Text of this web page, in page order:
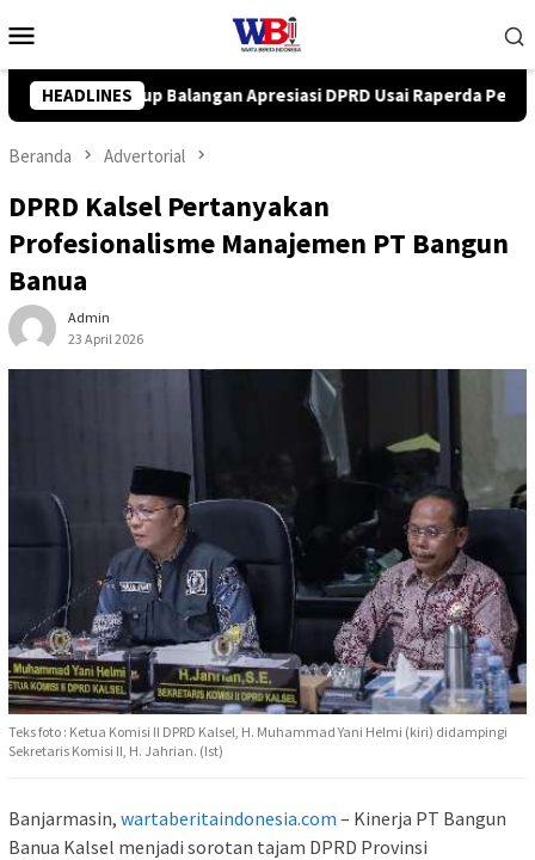
ke
Mobile
HEADLINES
Usai Raperda Perubahan APBD 2026 Resmi Disepakati
Beranda Advertorial
DPRD Kalsel Pertanyakan
Profesionalisme Manajemen PT Bangun
Banua
Admin
23 April 2026
Teks foto : Ketua Komisi II DPRD Kalsel, H. Muhammad Yani Helmi (kiri) didampingi
Sekretaris Komisi II, H. Jahrian. (Ist)
Banjarmasin, wartaberitaindonesia.com – Kinerja PT Bangun
Banua Kalsel menjadi sorotan tajam DPRD Provinsi